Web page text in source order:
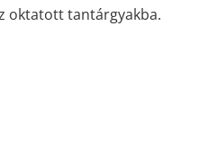
oktatott tantárgyakba.